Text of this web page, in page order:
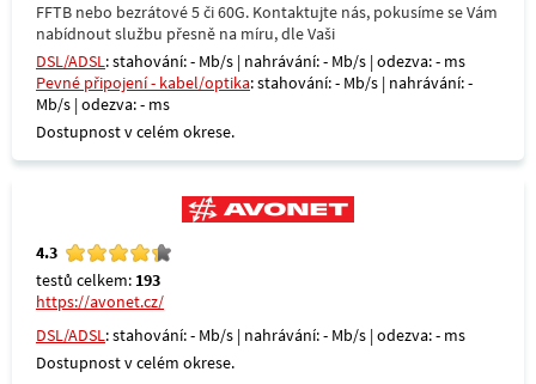
FFTB nebo bezrátové 5 či 60G. Kontaktujte nás, pokusíme se Vám
nabídnout službu přesně na míru, dle Vaši
DSL/ADSL: stahování: - Mb/s | nahrávání: - Mb/s | odezva: - ms
Pevné připojení - kabel/optika: stahování: - Mb/s | nahrávání: -
Mb/s | odezva: - ms
Dostupnost v celém okrese.
4.3
testů celkem: 193
https://avonet.cz/
DSL/ADSL: stahování: - Mb/s | nahrávání: - Mb/s | odezva: - ms
Dostupnost v celém okrese.